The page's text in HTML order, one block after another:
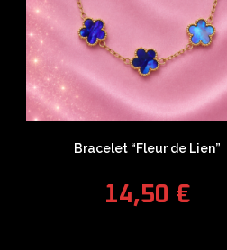
Bracelet “Fleur de Lien”
14,50 €